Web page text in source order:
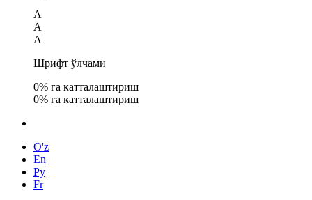
A
A
A
Шрифт ўлчами
0% га катталаштириш
0% га катталаштириш
O'z
En
Ру
Fr